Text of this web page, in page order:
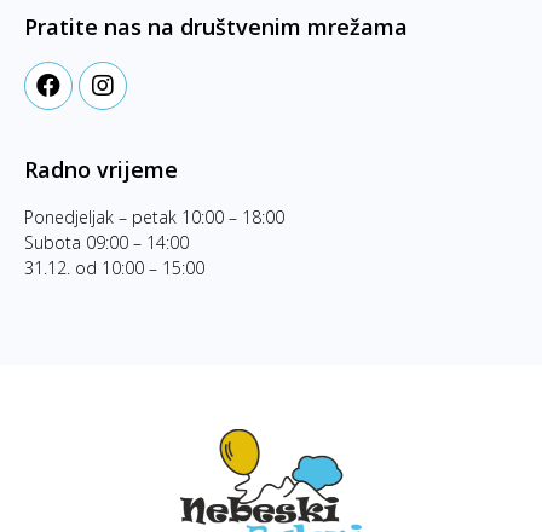
Pratite nas na društvenim mrežama
Radno vrijeme
Ponedjeljak – petak 10:00 – 18:00
Subota 09:00 – 14:00
31.12. od 10:00 – 15:00